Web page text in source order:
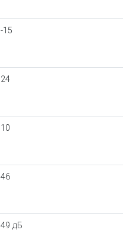
-15
24
10
46
49 дБ